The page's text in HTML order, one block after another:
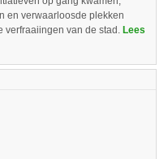
en verwaarloosde plekken
verfraaiingen van de stad. Lees